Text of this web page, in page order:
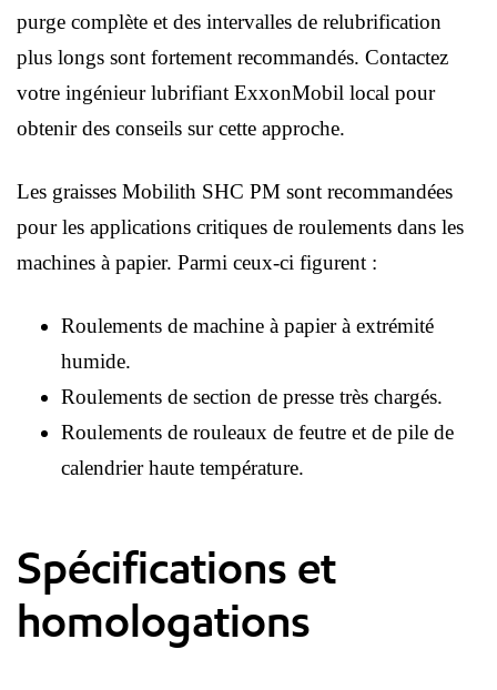
purge complète et des intervalles de relubrification
plus longs sont fortement recommandés. Contactez
votre ingénieur lubrifiant ExxonMobil local pour
obtenir des conseils sur cette approche.
Les graisses Mobilith SHC PM sont recommandées
pour les applications critiques de roulements dans les
machines à papier. Parmi ceux-ci figurent :
Roulements de machine à papier à extrémité
humide.
Roulements de section de presse très chargés.
Roulements de rouleaux de feutre et de pile de
calendrier haute température.
Spécifications et
homologations